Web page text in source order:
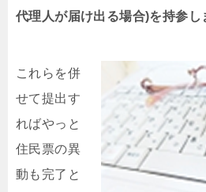
代理人が届け出る場合)を持参し
これらを併
せて提出す
ればやっと
住民票の異
動も完了と